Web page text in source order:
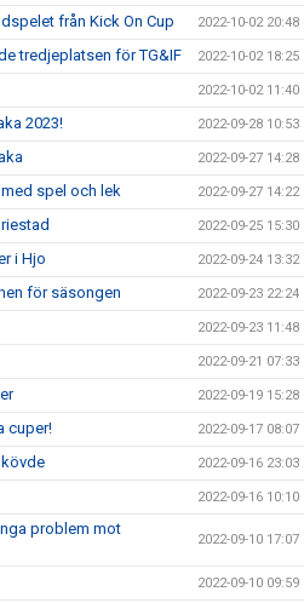
från Kick On Cup 2022-10-02 20:48
tredjeplatsen för TG&IF 2022-10-02 18:25
2022-10-02 11:40
2023! 2022-09-28 10:53
2022-09-27 14:28
spel och lek 2022-09-27 14:22
2022-09-25 15:30
i Hjo 2022-09-24 13:32
för säsongen 2022-09-23 22:24
2022-09-23 11:48
2022-09-21 07:33
2022-09-19 15:28
cuper! 2022-09-17 08:07
2022-09-16 23:03
2022-09-16 10:10
problem mot
2022-09-10 17:07
2022-09-10 09:59